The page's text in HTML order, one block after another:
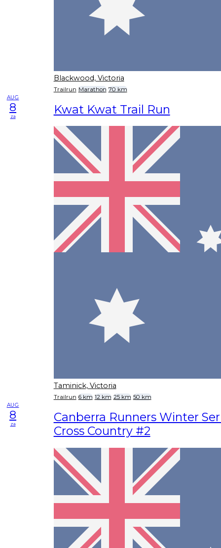
Blackwood, Victoria
Trailrun Marathon 70 km
AUG
8
za Kwat Kwat Trail Run
Taminick, Victoria
Trailrun 6 km 12 km 25 km 50 km
AUG
8
za
Canberra Runners Winter
Cross Country #2